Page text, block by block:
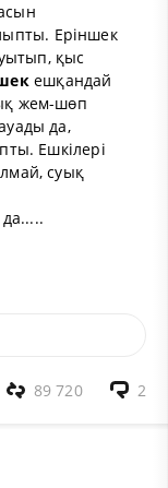
Еріншек
қыс
ешқандай
жем-шөп
да,
Ешкілері
суық
2
89 720